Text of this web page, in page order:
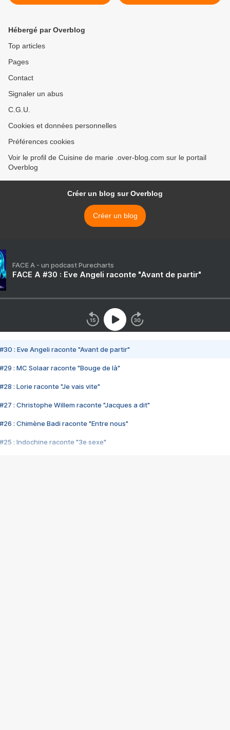
Hébergé par Overblog
Top articles
Pages
Contact
Signaler un abus
C.G.U.
Cookies et données personnelles
Préférences cookies
Voir le profil de Cuisine de marie .over-blog.com sur le portail
Overblog
Créer un blog sur Overblog
Créer un blog
FACE A - un podcast Purecharts
FACE A #30 : Eve Angeli raconte "Avant de partir"
#30 : Eve Angeli raconte "Avant de partir"
#29 : MC Solaar raconte "Bouge de là"
#28 : Lorie raconte "Je vais vite"
#27 : Christophe Willem raconte "Jacques a dit"
#26 : Chimène Badi raconte "Entre nous"
#25 : Indochine raconte "3e sexe"